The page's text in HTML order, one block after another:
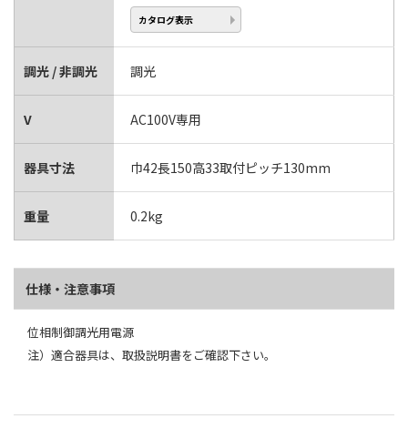
カタログ表示
調光 / 非調光 調光
V AC100V専用
器具寸法 巾42長150高33取付ピッチ130mm
重量 0.2kg
仕様・注意事項
位相制御調光用電源
注）適合器具は、取扱説明書をご確認下さい。